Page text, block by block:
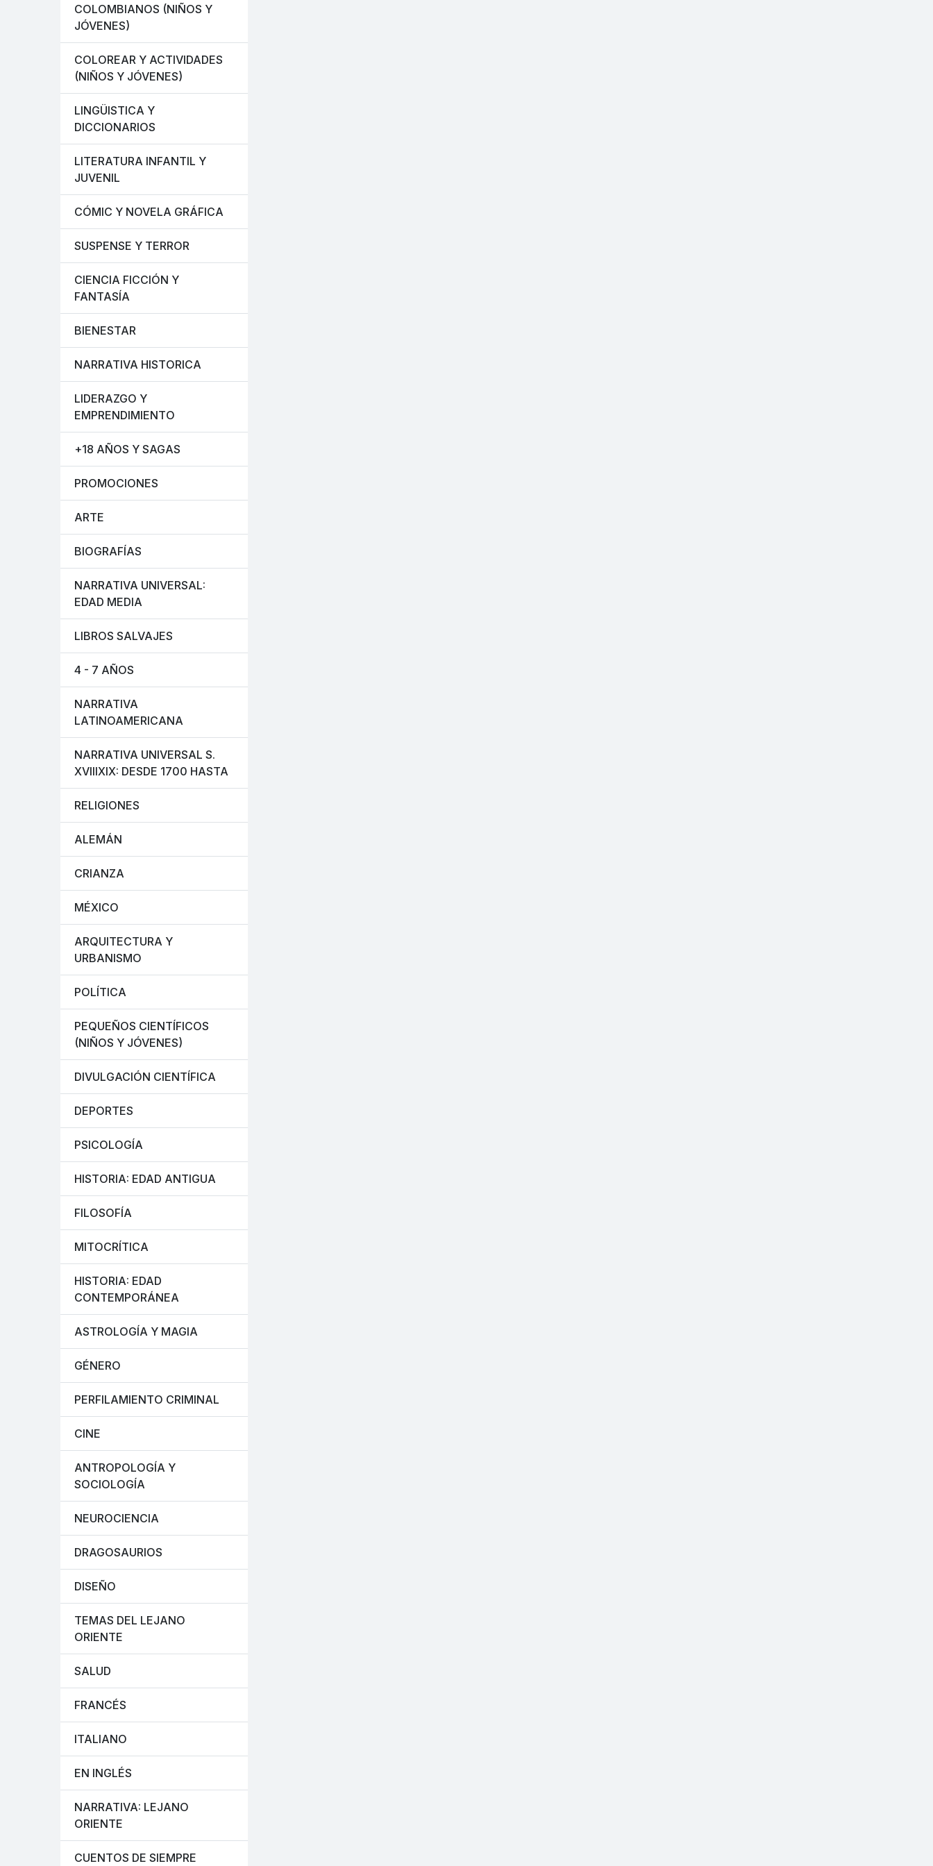
COLOMBIANOS (NIÑOS Y
JÓVENES)
COLOREAR Y ACTIVIDADES
(NIÑOS Y JÓVENES)
LINGÜISTICA Y
DICCIONARIOS
LITERATURA INFANTIL Y
JUVENIL
CÓMIC Y NOVELA GRÁFICA
SUSPENSE Y TERROR
CIENCIA FICCIÓN Y
FANTASÍA
BIENESTAR
NARRATIVA HISTORICA
LIDERAZGO Y
EMPRENDIMIENTO
+18 AÑOS Y SAGAS
PROMOCIONES
ARTE
BIOGRAFÍAS
NARRATIVA UNIVERSAL:
EDAD MEDIA
LIBROS SALVAJES
4 - 7 AÑOS
NARRATIVA
LATINOAMERICANA
NARRATIVA UNIVERSAL S.
XVIIIXIX: DESDE 1700 HASTA
RELIGIONES
ALEMÁN
CRIANZA
MÉXICO
ARQUITECTURA Y
URBANISMO
POLÍTICA
PEQUEÑOS CIENTÍFICOS
(NIÑOS Y JÓVENES)
DIVULGACIÓN CIENTÍFICA
DEPORTES
PSICOLOGÍA
HISTORIA: EDAD ANTIGUA
FILOSOFÍA
MITOCRÍTICA
HISTORIA: EDAD
CONTEMPORÁNEA
ASTROLOGÍA Y MAGIA
GÉNERO
PERFILAMIENTO CRIMINAL
CINE
ANTROPOLOGÍA Y
SOCIOLOGÍA
NEUROCIENCIA
DRAGOSAURIOS
DISEÑO
TEMAS DEL LEJANO
ORIENTE
SALUD
FRANCÉS
ITALIANO
EN INGLÉS
NARRATIVA: LEJANO
ORIENTE
CUENTOS DE SIEMPRE